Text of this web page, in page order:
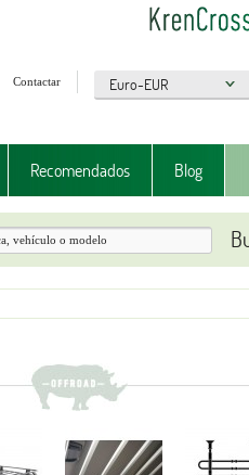
Contactar
Recomendados Blog